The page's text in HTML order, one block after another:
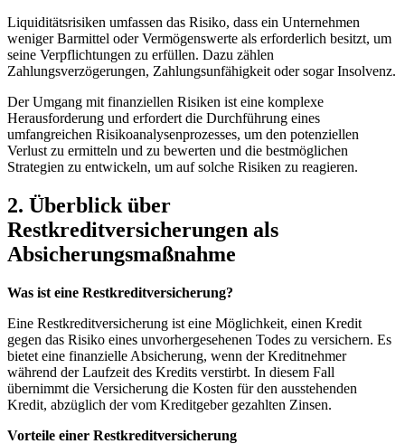
Liquiditätsrisiken umfassen das⁢ Risiko, dass ein⁢ Unternehmen ​
weniger Barmittel oder Vermögenswerte ⁤als erforderlich besitzt, um
seine Verpflichtungen​ zu erfüllen. Dazu zählen
Zahlungsverzögerungen,‌ Zahlungsunfähigkeit oder sogar Insolvenz.
Der Umgang mit finanziellen Risiken ist eine komplexe
Herausforderung und erfordert‌ die Durchführung eines
umfangreichen Risikoanalysenprozesses, um den potenziellen
Verlust zu⁤ ermitteln und zu bewerten und die‌ bestmöglichen‌
Strategien⁤ zu ⁤entwickeln, um auf solche ​Risiken zu reagieren.
2. Überblick über
Restkreditversicherungen als‍
Absicherungsmaßnahme
Was ist eine Restkreditversicherung?
Eine⁣ Restkreditversicherung⁣ ist eine Möglichkeit, einen Kredit
gegen das‍ Risiko eines unvorhergesehenen Todes zu ‍versichern. Es‌
bietet eine ​finanzielle Absicherung, wenn der Kreditnehmer
während der ⁣Laufzeit des Kredits verstirbt. In diesem ‌Fall
übernimmt die​ Versicherung die⁤ Kosten für den ausstehenden
⁢Kredit,⁤ abzüglich der vom Kreditgeber gezahlten Zinsen.
Vorteile einer Restkreditversicherung